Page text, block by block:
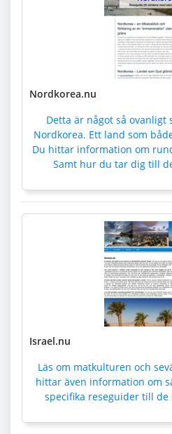
Nordkorea.nu
Detta är något så ovanligt
Nordkorea. Ett land som
Du hittar information om
Samt hur du tar dig till
Israel.nu
Läs om matkulturen och
hittar även information om
specifika reseguider till